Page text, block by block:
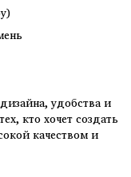
удобства и
кто хочет создать
качеством и